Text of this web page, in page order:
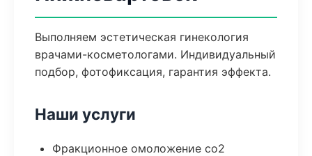
Выполняем эстетическая гинекология
врачами-косметологами. Индивидуальный
подбор, фотофиксация, гарантия эффекта.
Наши услуги
Фракционное омоложение co2